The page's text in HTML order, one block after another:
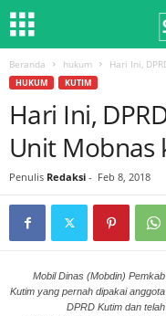
Beranda hukum Hari Ini,
HUKUM KUTIM
Hari Ini,
Unit Mobnas
Penulis Redaksi - Feb 8, 2018
Mobil Dinas (Mobdin) Pemkab
Kutim yang pernah dipakai anggota
DPRD Kutim dan telah